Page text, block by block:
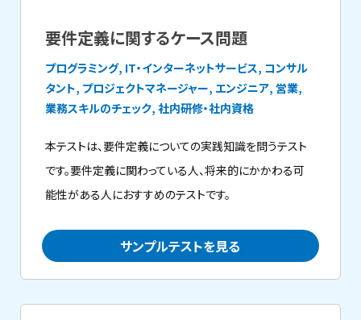
要件定義に関するケース問題
プログラミング, IT・インターネットサービス, コンサル
タント, プロジェクトマネージャー, エンジニア, 営業,
業務スキルのチェック, 社内研修・社内資格
本テストは、要件定義についての実践知識を問うテスト
です。要件定義に関わっている人、将来的にかかわる可
能性がある人におすすめのテストです。
サンプルテストを見る